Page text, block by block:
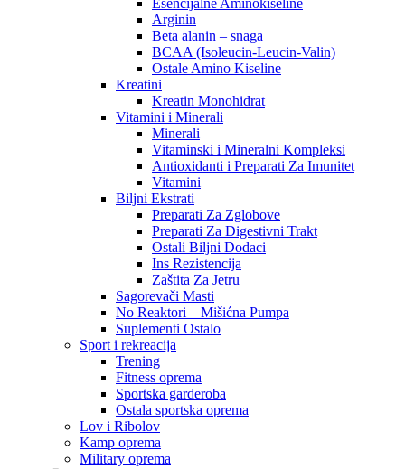
Arginin
Beta alanin – snaga
BCAA (Isoleucin-Leucin-Valin)
Ostale Amino Kiseline
Kreatini
Kreatin Monohidrat
Vitamini i Minerali
Minerali
Vitaminski i Mineralni Kompleksi
Antioxidanti i Preparati Za Imunitet
Vitamini
Biljni Ekstrati
Preparati Za Zglobove
Preparati Za Digestivni Trakt
Ostali Biljni Dodaci
Ins Rezistencija
Zaštita Za Jetru
Sagorevači Masti
No Reaktori – Mišićna Pumpa
Suplementi Ostalo
Sport i rekreacija
Trening
Fitness oprema
Sportska garderoba
Ostala sportska oprema
Lov i Ribolov
Kamp oprema
Military oprema